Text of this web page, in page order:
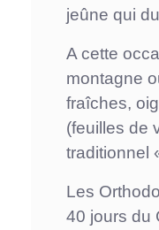
jeûne qui
A cette
montagne
fraîches,
(feuilles de
traditionnel
Les
40 jours du